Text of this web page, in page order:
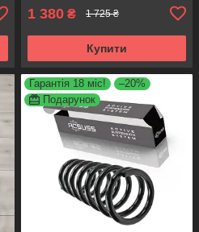
1 380 ₴ 1 725 ₴
Купити
Гарантія 18 міс!
–20%
Подарунок